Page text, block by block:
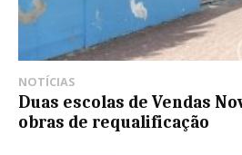
NOTÍCIAS
Duas escolas de Vendas
obras de requalificação